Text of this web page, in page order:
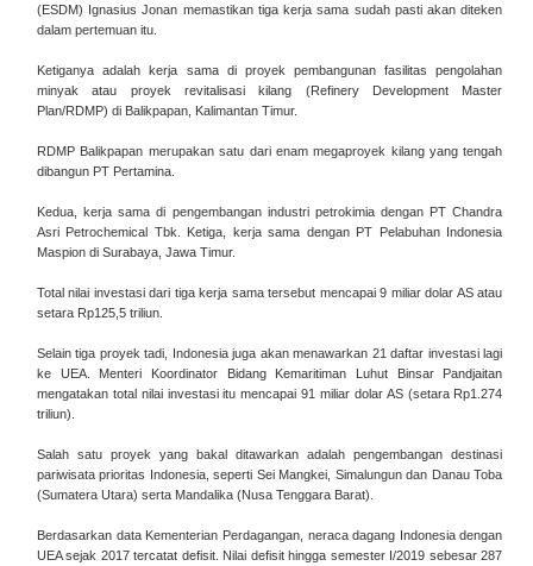
(ESDM) Ignasius Jonan memastikan tiga kerja sama sudah pasti akan diteken
dalam pertemuan itu.
Ketiganya adalah kerja sama di proyek pembangunan fasilitas pengolahan
minyak atau proyek revitalisasi kilang (Refinery Development Master
Plan/RDMP) di Balikpapan, Kalimantan Timur.
RDMP Balikpapan merupakan satu dari enam megaproyek kilang yang tengah
dibangun PT Pertamina.
Kedua, kerja sama di pengembangan industri petrokimia dengan PT Chandra
Asri Petrochemical Tbk. Ketiga, kerja sama dengan PT Pelabuhan Indonesia
Maspion di Surabaya, Jawa Timur.
Total nilai investasi dari tiga kerja sama tersebut mencapai 9 miliar dolar AS atau
setara Rp125,5 triliun.
Selain tiga proyek tadi, Indonesia juga akan menawarkan 21 daftar investasi lagi
ke UEA. Menteri Koordinator Bidang Kemaritiman Luhut Binsar Pandjaitan
mengatakan total nilai investasi itu mencapai 91 miliar dolar AS (setara Rp1.274
triliun).
Salah satu proyek yang bakal ditawarkan adalah pengembangan destinasi
pariwisata prioritas Indonesia, seperti Sei Mangkei, Simalungun dan Danau Toba
(Sumatera Utara) serta Mandalika (Nusa Tenggara Barat).
Berdasarkan data Kementerian Perdagangan, neraca dagang Indonesia dengan
UEA sejak 2017 tercatat defisit. Nilai defisit hingga semester I/2019 sebesar 287